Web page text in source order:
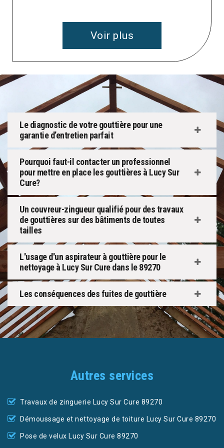
Voir plus
Le diagnostic de votre gouttière pour une
garantie d’entretien parfait
Pourquoi faut-il contacter un professionnel
pour mettre en place les gouttières à Lucy Sur
Cure?
Un couvreur-zingueur qualifié pour des travaux
de gouttières sur des bâtiments de toutes
tailles
L'usage d'un aspirateur à gouttière pour le
nettoyage à Lucy Sur Cure dans le 89270
Les conséquences des fuites de gouttière
Autres services
Travaux de zinguerie Lucy Sur Cure 89270
Démoussage et nettoyage de toiture Lucy Sur Cure 89270
Pose de velux Lucy Sur Cure 89270